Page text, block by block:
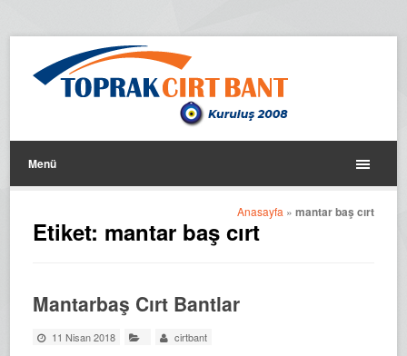
Menü
Anasayfa » mantar baş cırt
Etiket: mantar baş cırt
Mantarbaş Cırt Bantlar
11 Nisan 2018 cirtbant